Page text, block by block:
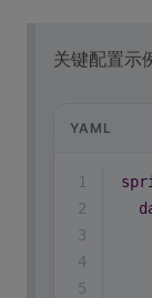
关键配置示
YAML
1
2
3
4
5